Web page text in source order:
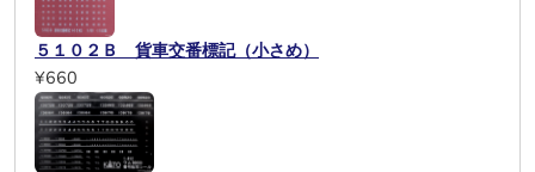
５１０２Ｂ 貨車交番標記（小さめ）
¥660